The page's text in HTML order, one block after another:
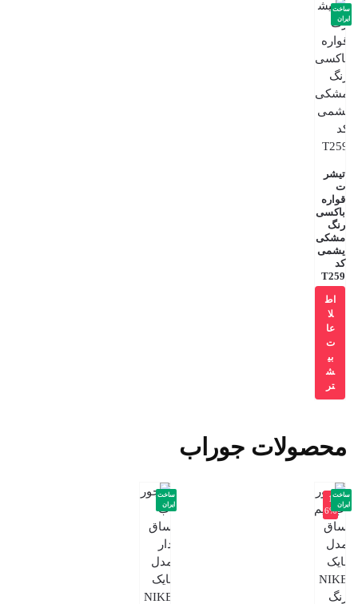
تیشر
ت
قواره
باکسی
رنگ
مشکی
یشمی
کد
T259
ساخت
ایران
اط
لا
عا
ت
بی
ش
تر
محصولات جوراب
-1
6%
ساخت
ایران
ساخت
ایران